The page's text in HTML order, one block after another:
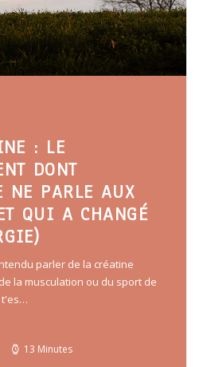
: LE
DONT
NE PARLE AUX
QUI A CHANGÉ
parler de la créatine
la musculation ou du sport de
t'es…
13 Minutes